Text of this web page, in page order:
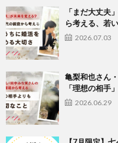
「まだ大丈夫
ら考える、若
2026.07.03
亀梨和也さん
「理想の相手
2026.06.29